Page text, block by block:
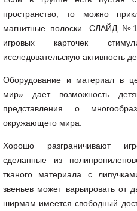
пространство, то можно
магнитные полоски. СЛАЙД
игровых карточек
исследовательскую активность
Оборудование и материал в
мир» дает возможность
представления о
окружающего мира.
Хорошо разграничивают
сделанные из
тканого материала с
звеньев может варьировать
ширмам имеется свободный